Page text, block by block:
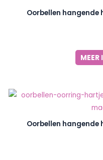
Oorbellen hangende
MEER
Oorbellen hangende